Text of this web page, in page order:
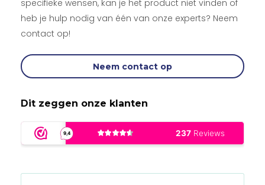
specifieke wensen, kan je het product niet vinden of
heb je hulp nodig van één van onze experts? Neem
contact op!
Neem contact op
Dit zeggen onze klanten